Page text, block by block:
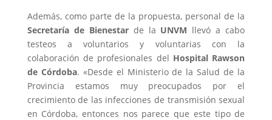
Además, como parte de la propuesta, personal de la
Secretaría de Bienestar de la UNVM llevó a cabo
testeos a voluntarios y voluntarias con la
colaboración de profesionales del Hospital Rawson
de Córdoba. «Desde el Ministerio de la Salud de la
Provincia estamos muy preocupados por el
crecimiento de las infecciones de transmisión sexual
en Córdoba, entonces nos parece que este tipo de